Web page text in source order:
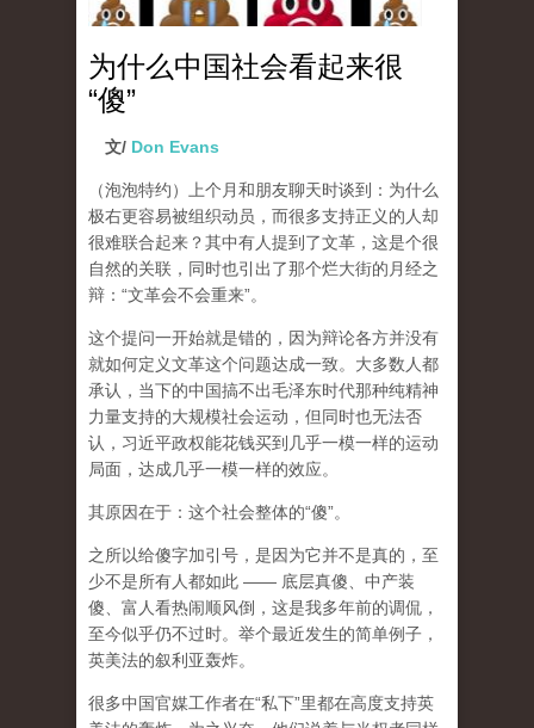
为什么中国社会看起来很
“傻”
文/ Don Evans
（泡泡特约）
上个月和朋友聊天时谈到：为什么
极右更容易被组织动员，而很多支持正义的人却
很难联合起来？其中有人提到了文革，这是个很
自然的关联，同时也引出了那个烂大街的月经之
辩：“文革会不会重来”。
这个提问一开始就是错的，因为辩论各方并没有
就如何定义文革这个问题达成一致。大多数人都
承认，当下的中国搞不出毛泽东时代那种纯精神
力量支持的大规模社会运动，但同时也无法否
认，习近平政权能花钱买到几乎一模一样的运动
局面，达成几乎一模一样的效应。
其原因在于：这个社会整体的“傻”。
之所以给傻字加引号，是因为它并不是真的，至
少不是所有人都如此 —— 底层真傻、中产装
傻、富人看热闹顺风倒，这是我多年前的调侃，
至今似乎仍不过时。举个最近发生的简单例子，
英美法的叙利亚轰炸。
很多中国官媒工作者在“私下”里都在高度支持英